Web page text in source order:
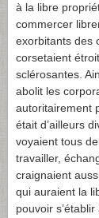
à la libre
commercer
exorbitants des
corsetaient
sclérosantes.
abolit les
autoritairement
était d’ailleurs
voyaient tous
travailler,
craignaient
qui auraient la
pouvoir